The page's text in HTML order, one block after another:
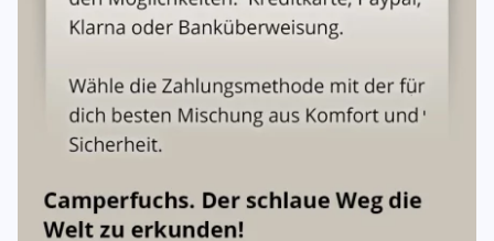
Personenschäden.
Vollkaskoversicherung:Selbstbeteiligung max.
Haftung des Mieters
Bei leichter Fahrlässigkeit: Haftung bis zur Höhe der
vereinbarten Selbstbeteiligung
Schwere des Verschuldens, bis zum Gesamtschaden.
Bei Vorsatz:Volle Haftung, keine Beschränkung auf